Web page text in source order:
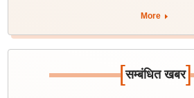
More
[सम्बंधित खबर]